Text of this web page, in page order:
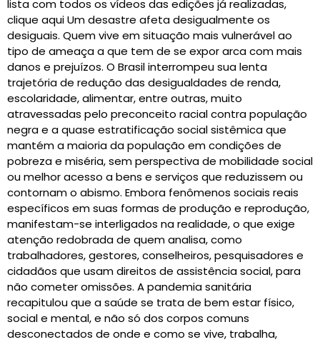
lista com todos os vídeos das edições já realizadas,
clique aqui Um desastre afeta desigualmente os
desiguais. Quem vive em situação mais vulnerável ao
tipo de ameaça a que tem de se expor arca com mais
danos e prejuízos. O Brasil interrompeu sua lenta
trajetória de redução das desigualdades de renda,
escolaridade, alimentar, entre outras, muito
atravessadas pelo preconceito racial contra população
negra e a quase estratificação social sistêmica que
mantém a maioria da população em condições de
pobreza e miséria, sem perspectiva de mobilidade social
ou melhor acesso a bens e serviços que reduzissem ou
contornam o abismo. Embora fenômenos sociais reais
específicos em suas formas de produção e reprodução,
manifestam-se interligados na realidade, o que exige
atenção redobrada de quem analisa, como
trabalhadores, gestores, conselheiros, pesquisadores e
cidadãos que usam direitos de assistência social, para
não cometer omissões. A pandemia sanitária
recapitulou que a saúde se trata de bem estar físico,
social e mental, e não só dos corpos comuns
desconectados de onde e como se vive, trabalha,